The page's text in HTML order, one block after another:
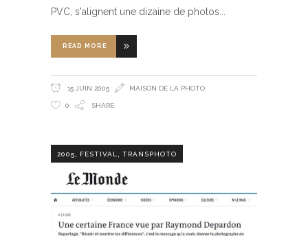
PVC, s'alignent une dizaine de photos
READ MORE
15 JUIN 2005 MAISON DE LA PHOTO
0 SHARE
2005 FESTIVAL TRANSPHOTO